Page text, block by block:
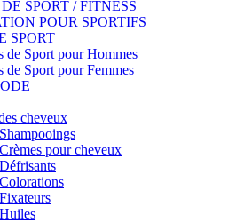
SPORT / FITNESS
POUR SPORTIFS
SPORT
de Sport pour Hommes
de Sport pour Femmes
cheveux
Shampooings
Crèmes pour cheveux
Défrisants
Colorations
Fixateurs
Huiles